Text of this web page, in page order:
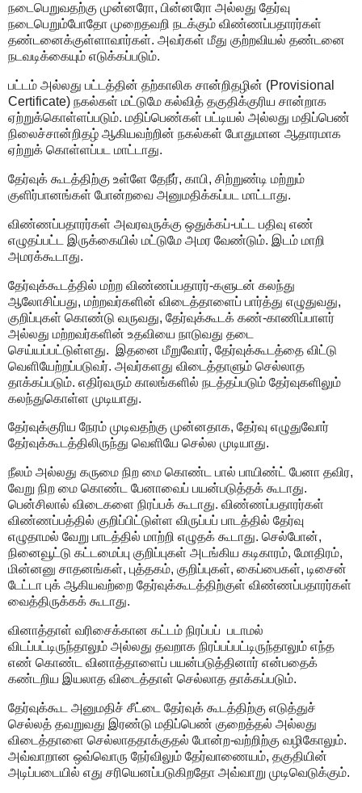
நடைபெறுவதற்கு முன்னரோ, பின்னரோ அல்லது தேர்வு
நடைபெறும்போதோ முறைதவறி நடக்கும் விண்ணப்பதாரர்கள்
தண்டனைக்குள்ளாவார்கள். அவர்கள் மீது குற்றவியல் தண்டனை
நடவடிக்கையும் எடுக்கப்படும்.
பட்டம் அல்லது பட்டத்தின் தற்காலிக சான்றிதழின் (Provisional
Certificate) நகல்கள் மட்டுமே கல்வித் தகுதிக்குரிய சான்றாக
ஏற்றுக்கொள்ளப்படும். மதிப்பெண்கள் பட்டியல் அல்லது மதிப்பெண்
நிலைச்சான்றிதழ் ஆகியவற்றின் நகல்கள் போதுமான ஆதாரமாக
ஏற்றுக் கொள்ளப்பட மாட்டாது.
தேர்வுக் கூடத்திற்கு உள்ளே தேநீர், காபி, சிற்றுண்டி மற்றும்
குளிர்பானங்கள் போன்றவை அனுமதிக்கப்பட மாட்டாது.
விண்ணப்பதாரர்கள் அவரவருக்கு ஒதுக்கப்-பட்ட பதிவு எண்
எழுதப்பட்ட இருக்கையில் மட்டுமே அமர வேண்டும். இடம் மாறி
அமரக்கூடாது.
தேர்வுக்கூடத்தில் மற்ற விண்ணப்பதாரர்-களுடன் கலந்து
ஆலோசிப்பது, மற்றவர்களின் விடைத்தாளைப் பார்த்து எழுதுவது,
குறிப்புகள் கொண்டு வருவது, தேர்வுக்கூடக் கண்-காணிப்பாளர்
அல்லது மற்றவர்களின் உதவியை நாடுவது தடை
செய்யப்பட்டுள்ளது. இதனை மீறுவோர், தேர்வுக்கூடத்தை விட்டு
வெளியேற்றப்படுவர். அவர்களது விடைத்தாளும் செல்லாத
தாக்கப்படும். எதிர்வரும் காலங்களில் நடத்தப்படும் தேர்வுகளிலும்
கலந்துகொள்ள முடியாது.
தேர்வுக்குரிய நேரம் முடிவதற்கு முன்னதாக, தேர்வு எழுதுவோர்
தேர்வுக்கூடத்திலிருந்து வெளியே செல்ல முடியாது.
நீலம் அல்லது கருமை நிற மை கொண்ட பால் பாயிண்ட் பேனா தவிர,
வேறு நிற மை கொண்ட பேனாவைப் பயன்படுத்தக் கூடாது.
பென்சிலால் விடைகளை நிரப்பக் கூடாது. விண்ணப்பதாரர்கள்
விண்ணப்பத்தில் குறிப்பிட்டுள்ள விருப்பப் பாடத்தில் தேர்வு
எழுதாமல் வேறு பாடத்தில் மாற்றி எழுதக் கூடாது. செல்போன்,
நினைவூட்டு கட்டமைப்பு குறிப்புகள் அடங்கிய கடிகாரம், மோதிரம்,
மின்னனு சாதனங்கள், புத்தகம், குறிப்புகள், கைப்பைகள், டிசைன்
டேட்டா புக் ஆகியவற்றை தேர்வுக்கூடத்திற்குள் விண்ணப்பதாரர்கள்
வைத்திருக்கக் கூடாது.
வினாத்தாள் வரிசைக்கான கட்டம் நிரப்பப் படாமல்
விடப்பட்டிருந்தாலும் அல்லது தவறாக நிரப்பப்பட்டிருந்தாலும் எந்த
எண் கொண்ட வினாத்தாளைப் பயன்படுத்தினார் என்பதைக்
கண்டறிய இயலாத விடைத்தாள் செல்லாத தாக்கப்படும்.
தேர்வுக்கூட அனுமதிச் சீட்டை தேர்வுக் கூடத்திற்கு எடுத்துச்
செல்லத் தவறுவது இரண்டு மதிப்பெண் குறைத்தல் அல்லது
விடைத்தாளை செல்லாததாக்குதல் போன்ற-வற்றிற்கு வழிகோலும்.
அவ்வாறான ஒவ்வொரு நேர்விலும் தேர்வாணையம், தகுதியின்
அடிப்படையில் எது சரியெனப்படுகிறதோ அவ்வாறு முடிவெடுக்கும்.